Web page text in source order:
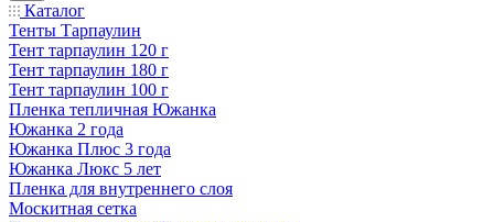
Каталог
Тенты Тарпаулин
Тент тарпаулин 120 г
Тент тарпаулин 180 г
Тент тарпаулин 100 г
Пленка тепличная Южанка
Южанка 2 года
Южанка Плюс 3 года
Южанка Люкс 5 лет
Пленка для внутреннего слоя
Москитная сетка